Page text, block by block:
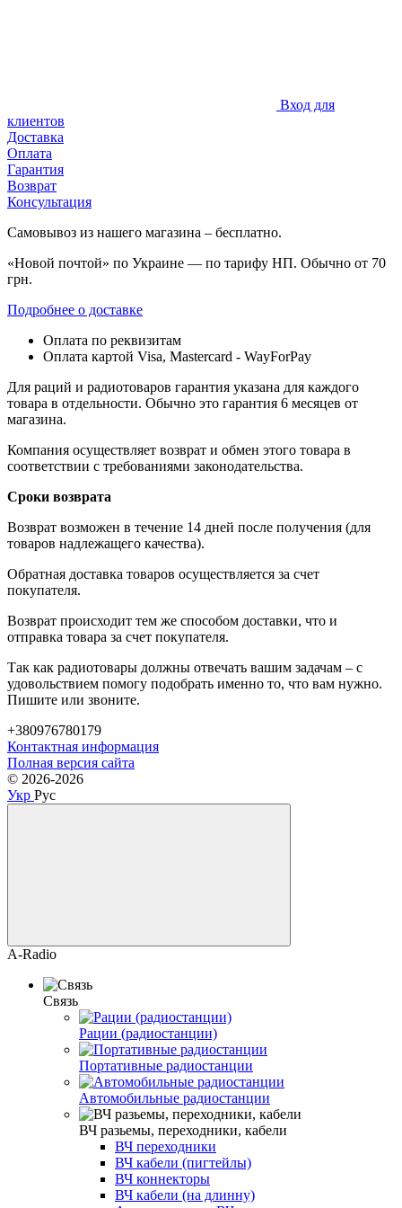
Вход для
клиентов
Доставка
Оплата
Гарантия
Возврат
Консультация
Самовывоз из нашего магазина – бесплатно.
«Новой почтой» по Украине — по тарифу НП. Обычно от 70
грн.
Подробнее о доставке
Оплата по реквизитам
Оплата картой Visa, Mastercard - WayForPay
Для раций и радиотоваров гарантия указана для каждого
товара в отдельности. Обычно это гарантия 6 месяцев от
магазина.
Компания осуществляет возврат и обмен этого товара в
соответствии с требованиями законодательства.
Сроки возврата
Возврат возможен в течение 14 дней после получения (для
товаров надлежащего качества).
Обратная доставка товаров осуществляется за счет
покупателя.
Возврат происходит тем же способом доставки, что и
отправка товара за счет покупателя.
Так как радиотовары должны отвечать вашим задачам – с
удовольствием помогу подобрать именно то, что вам нужно.
Пишите или звоните.
+380976780179
Контактная информация
Полная версия сайта
© 2026-2026
Укр Рус
A-Radio
Связь
Рации (радиостанции)
Портативные радиостанции
Автомобильные радиостанции
ВЧ разьемы, переходники, кабели
ВЧ переходники
ВЧ кабели (пигтейлы)
ВЧ коннекторы
ВЧ кабели (на длинну)